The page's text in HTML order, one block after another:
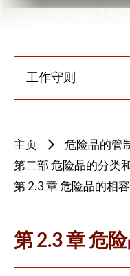
主页 危险品的管
第二部 危险品的分类
第 2.3 章 危险品的相
第 2.3 章 危